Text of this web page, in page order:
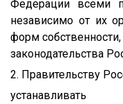
Федерации всеми
независимо от их
форм
законодательства
2. Правительству
устанавливать